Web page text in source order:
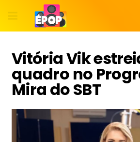
Vitória Vik
quadro no
Mira do SBT